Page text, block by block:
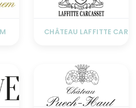
CHÂTEAU LAFFITTE